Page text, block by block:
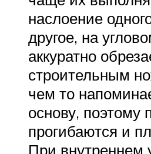
наслоение
другое, на
аккуратно
строительным
чем то
основу, поэтому
прогибаются и
При внутреннем